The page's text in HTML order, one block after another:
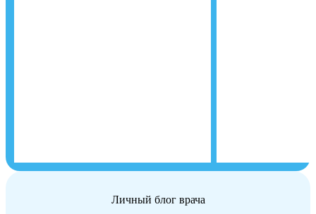
Личный блог врача